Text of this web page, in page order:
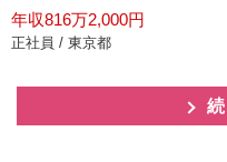
年収816万2,000円
正社員 / 東京都